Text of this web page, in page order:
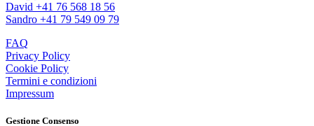
David +41 76 568 18 56
Sandro +41 79 549 09 79
FAQ
Privacy Policy
Cookie Policy
Termini e condizioni
Impressum
Gestione Consenso